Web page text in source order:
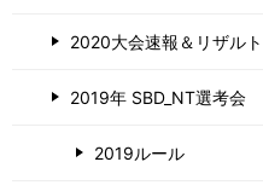
2020大会速報＆リザルト
2019年 SBD_NT選考会
2019ルール